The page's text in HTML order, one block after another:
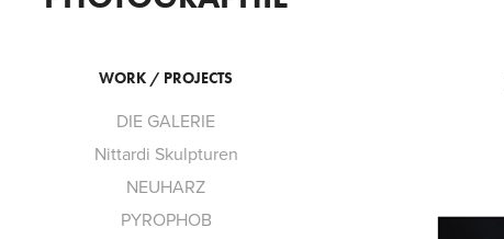
WORK / PROJECTS
DIE GALERIE
Nittardi Skulpturen
NEUHARZ
PYROPHOB